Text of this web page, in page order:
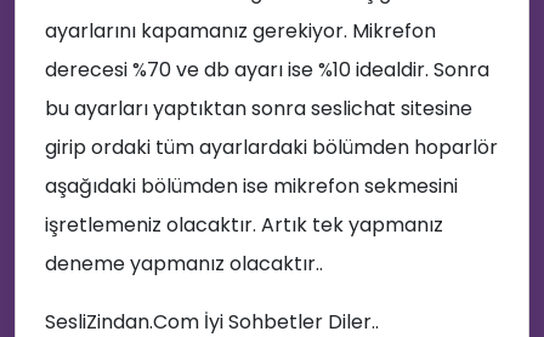
ayarlarını kapamanız gerekiyor. Mikrefon
derecesi %70 ve db ayarı ise %10 idealdir. Sonra
bu ayarları yaptıktan sonra seslichat sitesine
girip ordaki tüm ayarlardaki bölümden hoparlör
aşağıdaki bölümden ise mikrefon sekmesini
işretlemeniz olacaktır. Artık tek yapmanız
deneme yapmanız olacaktır..
SesliZindan.Com İyi Sohbetler Diler..